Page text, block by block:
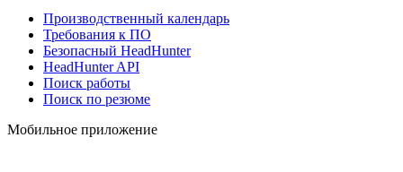
Производственный календарь
Требования к ПО
Безопасный HeadHunter
HeadHunter API
Поиск работы
Поиск по резюме
Мобильное приложение